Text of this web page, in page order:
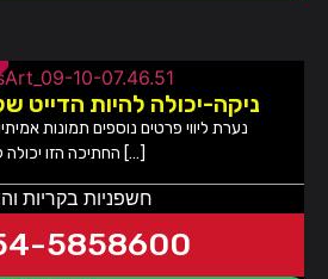
ניקה-יכולה להיות הדייט
החתיכה הזו יכולה להיות הדייט שלך לערב! אל […]
חשפניות בקריות
5858600